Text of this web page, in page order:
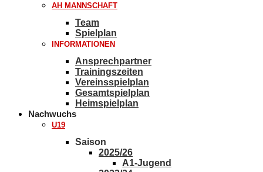
AH MANNSCHAFT
Team
Spielplan
INFORMATIONEN
Ansprechpartner
Trainingszeiten
Vereinsspielplan
Gesamtspielplan
Heimspielplan
Nachwuchs
U19
Saison
2025/26
A1-Jugend